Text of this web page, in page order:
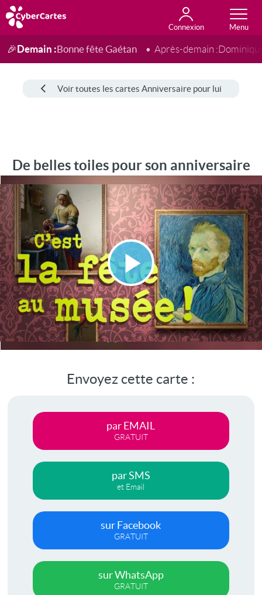
Connexion
Anniversaire
Fête du jour
Amour
Amitié
Merci
Toutes les cartes
🎉Demain :Bonne fête Gaétan Après-demain :
Voir toutes les cartes Anniversaire pour lui
De belles toiles pour son anniversaire
Lire
la
vidéo
Envoyez cette carte :
par EMAIL
GRATUIT
par SMS
et Email
sur Facebook
GRATUIT
sur WhatsApp
GRATUIT